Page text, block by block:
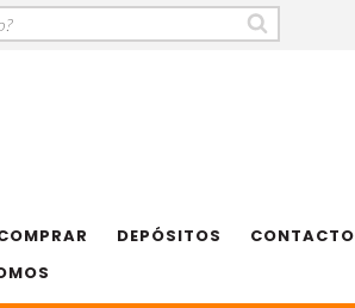
DEPÓSITOS CONTACTO